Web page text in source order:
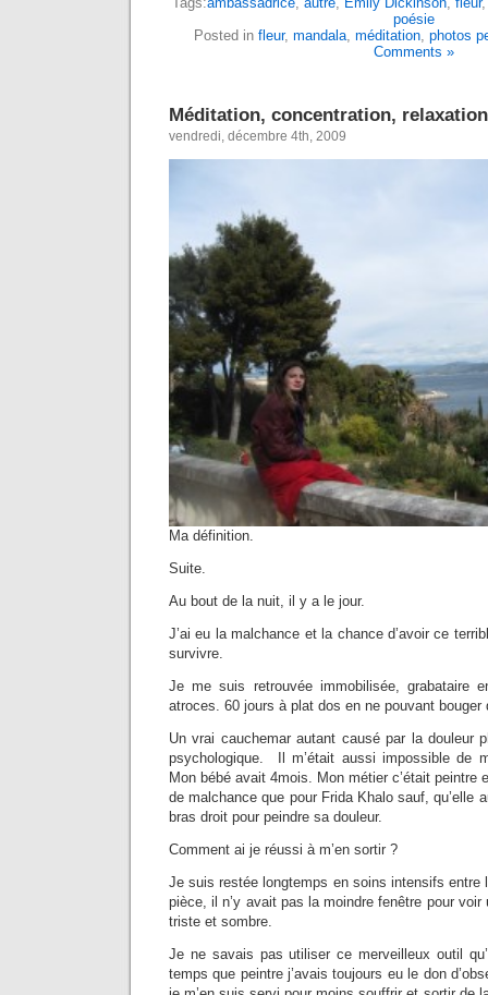
poésie
Posted in fleur, mandala, méditation, photos
Comments »
Méditation, concentration,
vendredi, décembre 4th, 2009
Ma définition.
Suite.
Au bout de la nuit, il y a le jour.
J’ai eu la malchance et la chance d’avoir ce
survivre.
Je me suis retrouvée immobilisée, grabataire
atroces. 60 jours à plat dos en ne pouvant bouger
Un vrai cauchemar autant causé par la douleur
psychologique. Il m’était aussi impossible de
Mon bébé avait 4mois. Mon métier c’était peintre
de malchance que pour Frida Khalo sauf, qu’elle
bras droit pour peindre sa douleur.
Comment ai je réussi à m’en sortir ?
Je suis restée longtemps en soins intensifs
pièce, il n’y avait pas la moindre fenêtre pour voir
triste et sombre.
Je ne savais pas utiliser ce merveilleux outil
temps que peintre j’avais toujours eu le don